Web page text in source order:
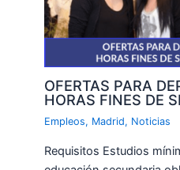
OFERTAS PARA
HORAS FINES DE
Empleos, Madrid, Noticias
Requisitos Estudios